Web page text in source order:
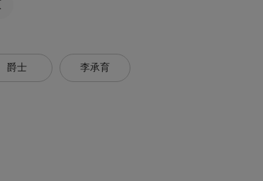
爵士 李承育